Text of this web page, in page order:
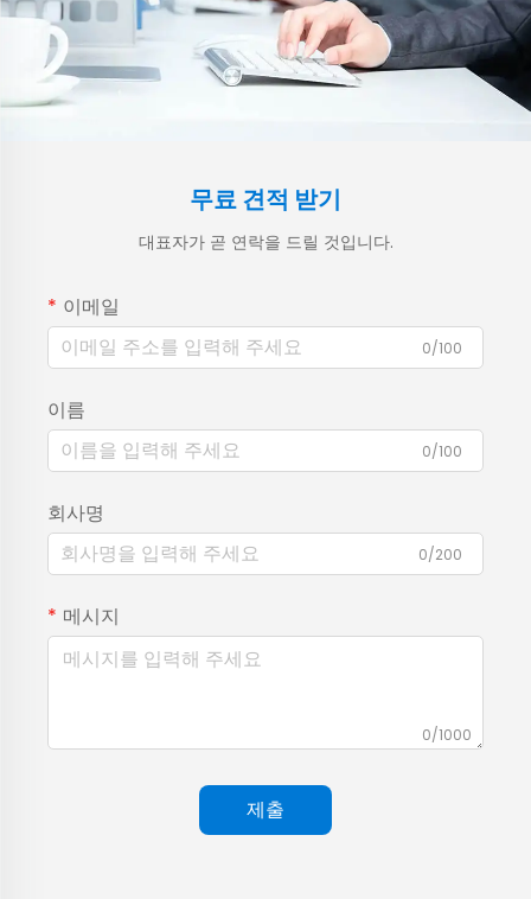
무료 견적 받기
대표자가 곧 연락을 드릴 것입니다.
이메일
0/100
이름
0/100
회사명
0/200
메시지
0/1000
제출